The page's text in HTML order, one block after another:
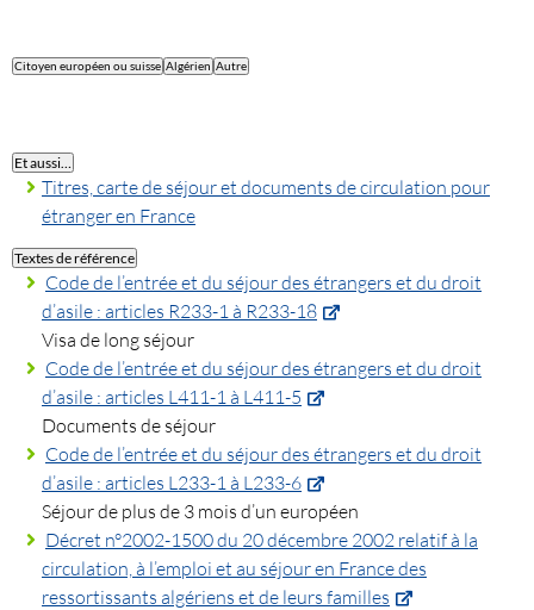
Citoyen européen ou suisse Algérien Autre
Et aussi…
Titres, carte de séjour et documents de circulation pour
étranger en France
Textes de référence
Code de l’entrée et du séjour des étrangers et du droit
d’asile : articles R233-1 à R233-18
Visa de long séjour
Code de l’entrée et du séjour des étrangers et du droit
d’asile : articles L411-1 à L411-5
Documents de séjour
Code de l’entrée et du séjour des étrangers et du droit
d’asile : articles L233-1 à L233-6
Séjour de plus de 3 mois d’un européen
Décret n°2002-1500 du 20 décembre 2002 relatif à la
circulation, à l’emploi et au séjour en France des
ressortissants algériens et de leurs familles